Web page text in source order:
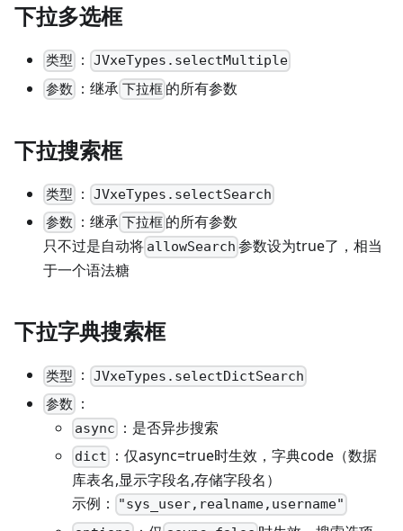
下拉多选框
类型 ：
JVxeTypes.selectMultiple
参数
：继承 下拉框的所有参数
下拉搜索框
类型 ：
JVxeTypes.selectSearch
参数
：继承 下拉框的所有参数
只不过是自动将 allowSearch 参数设为true了，相当
于一个语法糖
下拉字典搜索框
类型 ： JVxeTypes.selectDictSearch
参数
：
async ：是否异步搜索
dict
：仅async=true时生效，字典code（数据
库表名,显示字段名,存储字段名）
示例：
"sys_user,realname,username"